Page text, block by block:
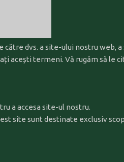
dvs. a site-ului nostru web,
acești termeni. Vă rugăm să le
a accesa site-ul nostru.
site sunt destinate exclusiv